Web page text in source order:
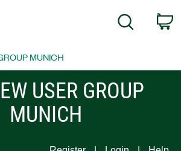
Search
MUNICH
USER GROUP
MUNICH